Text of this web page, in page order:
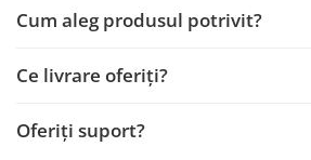
Mitsubishi
Land Rover
Mazda
Cum aleg produsul potrivit?
Ce livrare oferiți?
Oferiți suport?